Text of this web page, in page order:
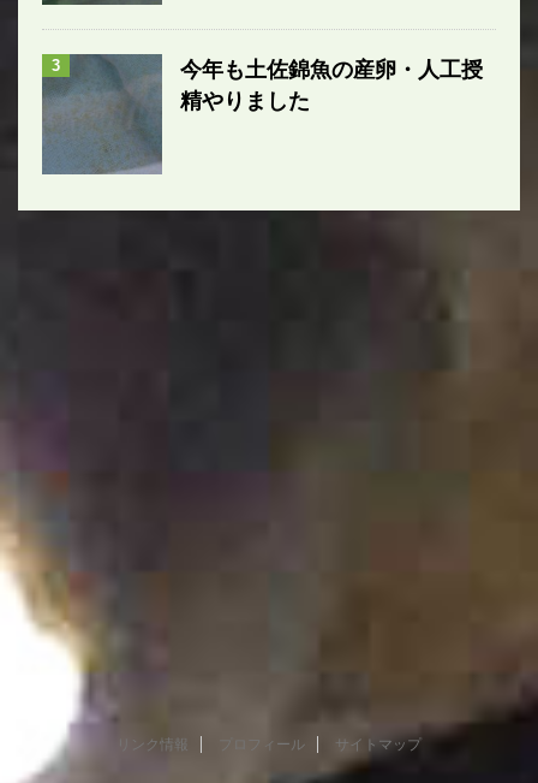
3
今年も土佐錦魚の産卵・人工授
精やりました
リンク情報 プロフィール サイトマップ